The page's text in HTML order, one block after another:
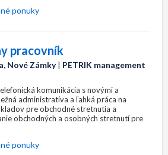
ponuky
pracovník
Nové Zámky| PETRIK management
komunikácia s novými a
administratíva a ľahká práca na
pre obchodné stretnutia a
obchodných a osobných stretnutí pre
ponuky